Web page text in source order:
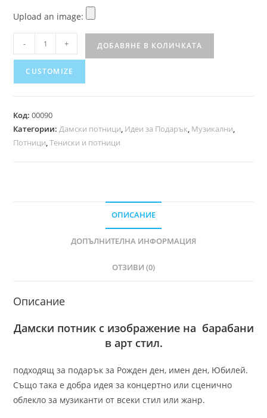
Upload an image:
- + ДОБАВЯНЕ В КОЛИЧКАТА
CUSTOMIZE
Код:00090
Категории:Дамски потници, Идеи за Подарък, Музикални,
Потници,Тениски и потници
ОПИСАНИЕ
ДОПЪЛНИТЕЛНА ИНФОРМАЦИЯ
ОТЗИВИ (0)
Описание
Дамски потник с изображение на барабани
в арт стил.
подходящ за подарък за Рожден ден, имен ден, Юбилей.
Също така е добра идея за концертно или сценично
облекло за музиканти от всеки стил или жанр.